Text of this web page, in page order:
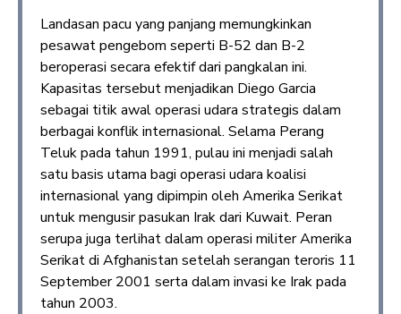
Landasan pacu yang panjang memungkinkan
pesawat pengebom seperti B-52 dan B-2
beroperasi secara efektif dari pangkalan ini.
Kapasitas tersebut menjadikan Diego Garcia
sebagai titik awal operasi udara strategis dalam
berbagai konflik internasional. Selama Perang
Teluk pada tahun 1991, pulau ini menjadi salah
satu basis utama bagi operasi udara koalisi
internasional yang dipimpin oleh Amerika Serikat
untuk mengusir pasukan Irak dari Kuwait. Peran
serupa juga terlihat dalam operasi militer Amerika
Serikat di Afghanistan setelah serangan teroris 11
September 2001 serta dalam invasi ke Irak pada
tahun 2003.